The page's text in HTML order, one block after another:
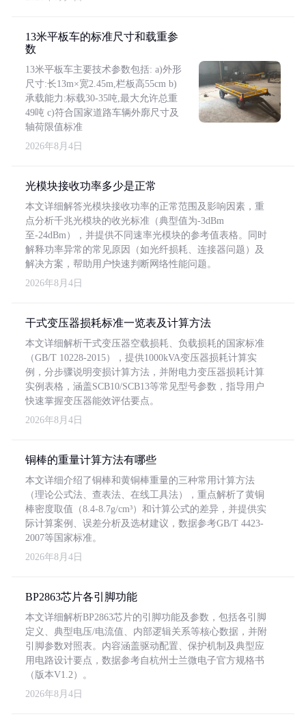
13米平板车的标准尺寸和载重参
数
13米平板车主要技术参数包括: a)外形
尺寸:长13m×宽2.45m,栏板高55cm b)
承载能力:标载30-35吨,最大允许总重
49吨 c)符合国家道路车辆外廓尺寸及
轴荷限值标准
2026年8月4日
光模块接收功率多少是正常
本文详细解答光模块接收功率的正常范围及影响因素，重
点分析千兆光模块的收光标准（典型值为-3dBm
至-24dBm），并提供不同速率光模块的参考值表格。同时
解释功率异常的常见原因（如光纤损耗、连接器问题）及
解决方案，帮助用户快速判断网络性能问题。
2026年8月4日
干式变压器损耗标准一览表及计算方法
本文详细解析干式变压器空载损耗、负载损耗的国家标准
（GB/T 10228-2015），提供1000kVA变压器损耗计算实
例，分步骤说明变损计算方法，并附电力变压器损耗计算
实例表格，涵盖SCB10/SCB13等常见型号参数，指导用户
快速掌握变压器能效评估要点。
2026年8月4日
铜棒的重量计算方法有哪些
本文详细介绍了铜棒和黄铜棒重量的三种常用计算方法
（理论公式法、查表法、在线工具法），重点解析了黄铜
棒密度取值（8.4-8.7g/cm³）和计算公式的差异，并提供实
际计算案例、误差分析及选材建议，数据参考GB/T 4423-
2007等国家标准。
2026年8月4日
BP2863芯片各引脚功能
本文详细解析BP2863芯片的引脚功能及参数，包括各引脚
定义、典型电压/电流值、内部逻辑关系等核心数据，并附
引脚参数对照表。内容涵盖驱动配置、保护机制及典型应
用电路设计要点，数据参考自杭州士兰微电子官方规格书
（版本V1.2）。
2026年8月4日